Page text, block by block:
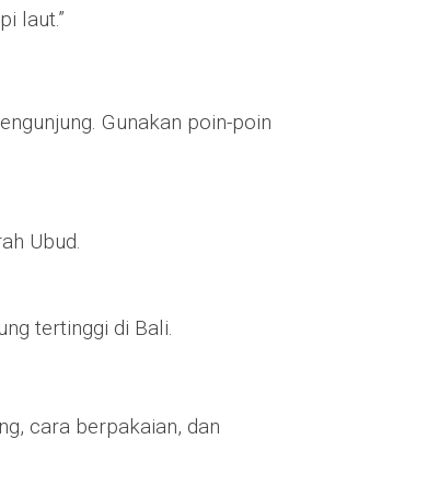
laut.”
Gunakan poin-poin
Ubud.
tertinggi di Bali.
cara berpakaian, dan